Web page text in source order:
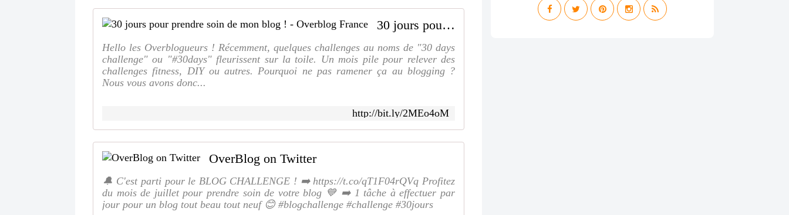
30 jours pour prendre soin de mon blog ! - Overblog France
Hello les Overblogueurs ! Récemment, quelques challenges au noms de "30 days
challenge" ou "#30days" fleurissent sur la toile. Un mois pile pour relever des
challenges fitness, DIY ou autres. Pourquoi ne pas ramener ça au blogging ?
Nous vous avons donc...
http://bit.ly/2MEo4oM
OverBlog on Twitter
🔔 C'est parti pour le BLOG CHALLENGE ! ➡️ https://t.co/qT1F04rQVq Profitez
du mois de juillet pour prendre soin de votre blog 💙 ➡️ 1 tâche à effectuer par
jour pour un blog tout beau tout neuf 😊 #blogchallenge #challenge #30jours